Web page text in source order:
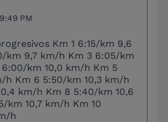
PM
Km 1 6:15/km 9,6
km 9,7 km/h Km 3 6:05/km
km 10,0 km/h Km 5
h Km 6 5:50/km 10,3 km/h
km/h Km 8 5:40/km 10,6
km 10,7 km/h Km 10
h